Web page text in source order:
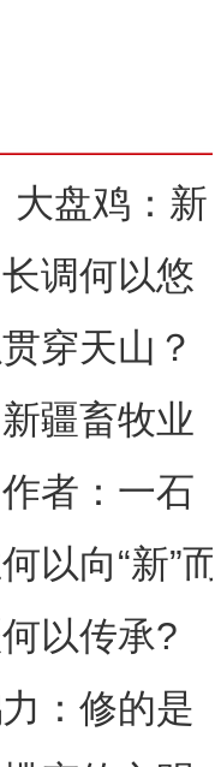
游客到创客：
大盘鸡：新
年味担当
调何以悠
穿天山？
疆畜牧业
者：一石
以向“新”而
以传承?
：修的是